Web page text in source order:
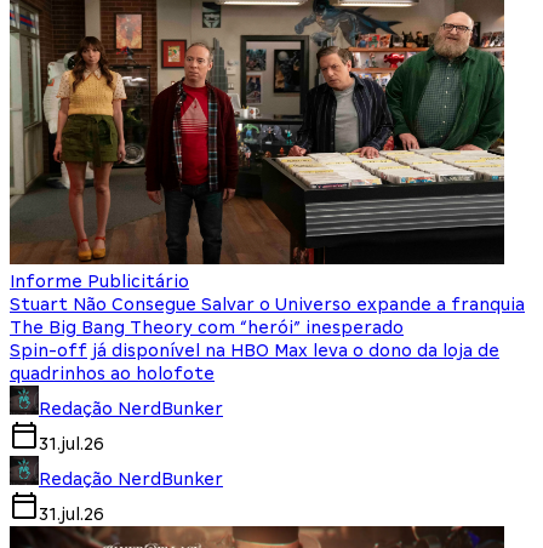
Informe Publicitário
Stuart Não Consegue Salvar o Universo expande a franquia
The Big Bang Theory com “herói” inesperado
Spin-off já disponível na HBO Max leva o dono da loja de
quadrinhos ao holofote
Redação NerdBunker
31.jul.26
Redação NerdBunker
31.jul.26